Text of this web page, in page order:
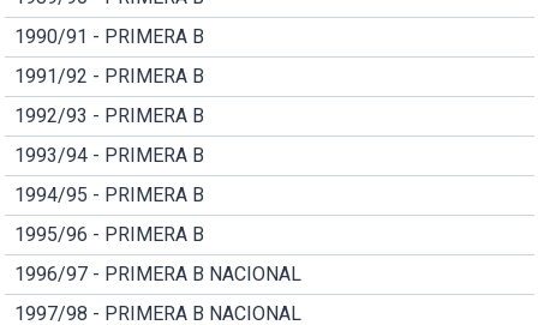
1990/91 - PRIMERA B
1991/92 - PRIMERA B
1992/93 - PRIMERA B
1993/94 - PRIMERA B
1994/95 - PRIMERA B
1995/96 - PRIMERA B
1996/97 - PRIMERA B NACIONAL
1997/98 - PRIMERA B NACIONAL